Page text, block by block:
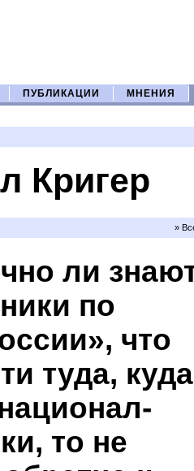
ПУБЛИКАЦИИ МНЕНИЯ
Кригер
»
ли
по
что
туда, куда
то не